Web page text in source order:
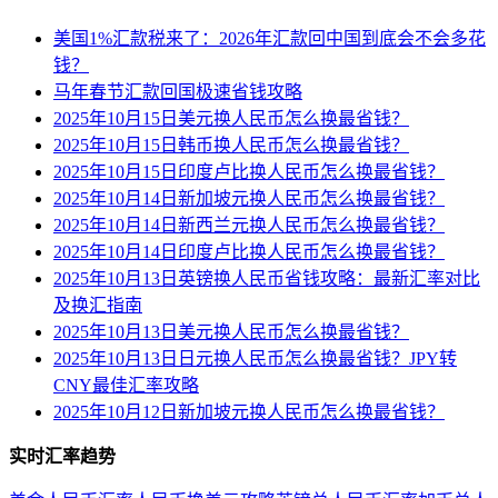
美国1%汇款税来了：2026年汇款回中国到底会不会多花
钱？
马年春节汇款回国极速省钱攻略
2025年10月15日美元换人民币怎么换最省钱？
2025年10月15日韩币换人民币怎么换最省钱？
2025年10月15日印度卢比换人民币怎么换最省钱？
2025年10月14日新加坡元换人民币怎么换最省钱？
2025年10月14日新西兰元换人民币怎么换最省钱？
2025年10月14日印度卢比换人民币怎么换最省钱？
2025年10月13日英镑换人民币省钱攻略：最新汇率对比
及换汇指南
2025年10月13日美元换人民币怎么换最省钱？
2025年10月13日日元换人民币怎么换最省钱？JPY转
CNY最佳汇率攻略
2025年10月12日新加坡元换人民币怎么换最省钱？
实时汇率趋势